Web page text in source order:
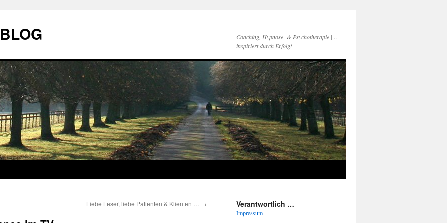
Coaching, Hypnose- & Psychotherapie | …
inspiriert durch Erfolg!
Liebe Leser, liebe Patienten & Klienten … → Verantwortlich …
Impressum